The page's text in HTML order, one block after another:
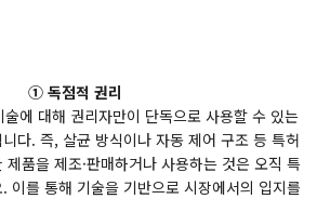
① 독점적 권리
에 대해 권리자만이 단독으로 사용할 수 있는
다. 즉, 살균 방식이나 자동 제어 구조 등 특허
품을 제조·판매하거나 사용하는 것은 오직 특
이를 통해 기술을 기반으로 시장에서의 입지를